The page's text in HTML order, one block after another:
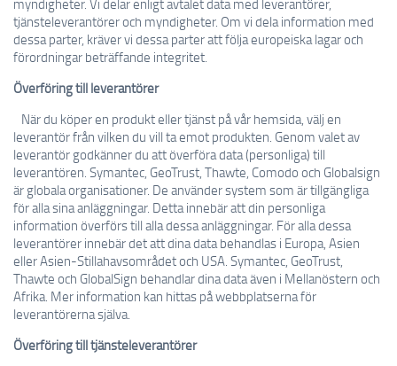
myndigheter. Vi delar enligt avtalet data med leverantörer,
tjänsteleverantörer och myndigheter. Om vi dela information med
dessa parter, kräver vi dessa parter att följa europeiska lagar och
förordningar beträffande integritet.
Överföring till leverantörer
När du köper en produkt eller tjänst på vår hemsida, välj en
leverantör från vilken du vill ta emot produkten. Genom valet av
leverantör godkänner du att överföra data (personliga) till
leverantören. Symantec, GeoTrust, Thawte, Comodo och Globalsign
är globala organisationer. De använder system som är tillgängliga
för alla sina anläggningar. Detta innebär att din personliga
information överförs till alla dessa anläggningar. För alla dessa
leverantörer innebär det att dina data behandlas i Europa, Asien
eller Asien-Stillahavsområdet och USA. Symantec, GeoTrust,
Thawte och GlobalSign behandlar dina data även i Mellanöstern och
Afrika. Mer information kan hittas på webbplatserna för
leverantörerna själva.
Överföring till tjänsteleverantörer